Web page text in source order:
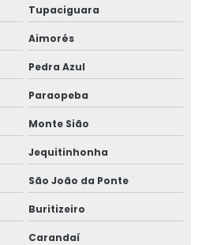
Tupaciguara
Aimorés
Pedra Azul
Paraopeba
Monte Sião
Jequitinhonha
São João da Ponte
Buritizeiro
Carandaí